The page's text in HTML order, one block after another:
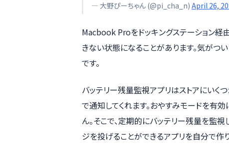
— 大野ぴーちゃん (@pi_cha_n) April 26,
Macbook Proをドッキングステーション経
きない状態になることがあります。気がつ
です。
バッテリー残量監視アプリはストアにいく
で通知してくれます。おやすみモードを有
ん。そこで、定期的にバッテリー残量を監
ジを投げることができるアプリを自分で作